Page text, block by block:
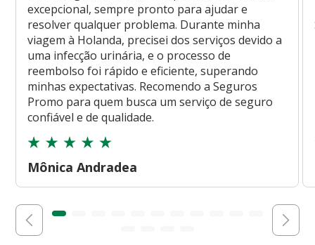
excepcional, sempre pronto para ajudar e
resolver qualquer problema. Durante minha
viagem à Holanda, precisei dos serviços devido a
uma infecção urinária, e o processo de
reembolso foi rápido e eficiente, superando
minhas expectativas. Recomendo a Seguros
Promo para quem busca um serviço de seguro
confiável e de qualidade.
Mônica Andradea